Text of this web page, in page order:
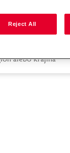
Reject All